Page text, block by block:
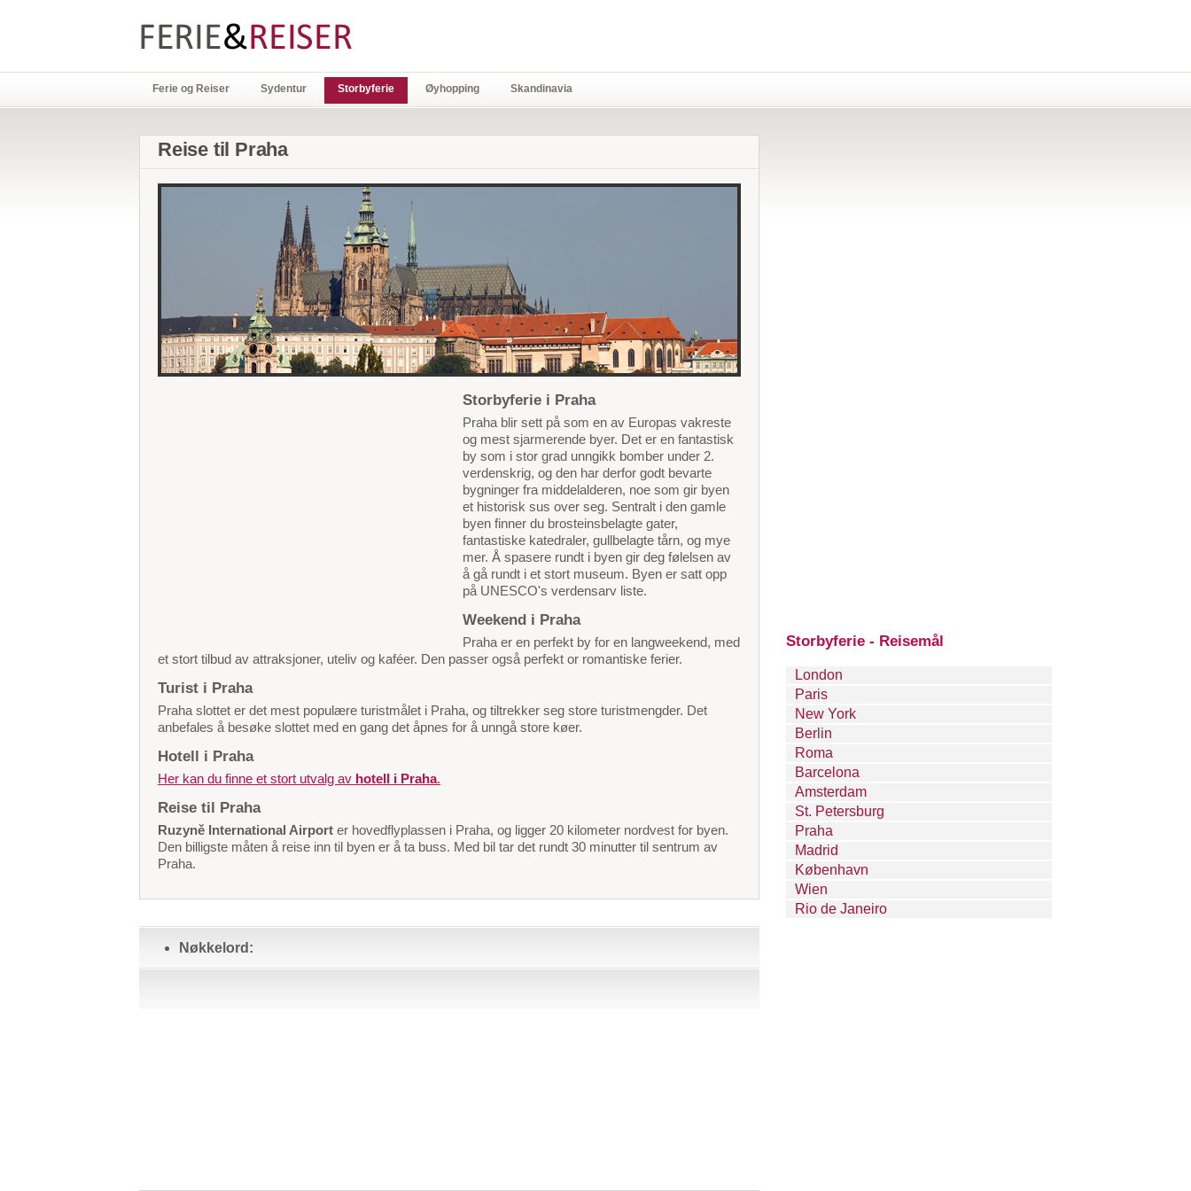
Ferie og Reiser Sydentur Storbyferie Øyhopping Skandinavia
Reise til Praha
Storbyferie i Praha
Praha blir sett på som en av Europas vakreste
og mest sjarmerende byer. Det er en fantastisk
by som i stor grad unngikk bomber under 2.
verdenskrig, og den har derfor godt bevarte
bygninger fra middelalderen, noe som gir byen
et historisk sus over seg. Sentralt i den gamle
byen finner du brosteinsbelagte gater,
fantastiske katedraler, gullbelagte tårn, og mye
mer. Å spasere rundt i byen gir deg følelsen av
å gå rundt i et stort museum. Byen er satt opp
på UNESCO's verdensarv liste.
Weekend i Praha
Praha er en perfekt by for en langweekend, med
et stort tilbud av attraksjoner, uteliv og kaféer. Den passer også perfekt or romantiske ferier.
Turist i Praha
Praha slottet er det mest populære turistmålet i Praha, og tiltrekker seg store turistmengder. Det
anbefales å besøke slottet med en gang det åpnes for å unngå store køer.
Hotell i Praha
Her kan du finne et stort utvalg av hotell i Praha.
Reise til Praha
Ruzyně International Airport er hovedflyplassen i Praha, og ligger 20 kilometer nordvest for byen.
Den billigste måten å reise inn til byen er å ta buss. Med bil tar det rundt 30 minutter til sentrum av
Praha.
Nøkkelord:
Storbyferie - Reisemål
London
Paris
New York
Berlin
Roma
Barcelona
Amsterdam
St. Petersburg
Praha
Madrid
København
Wien
Rio de Janeiro